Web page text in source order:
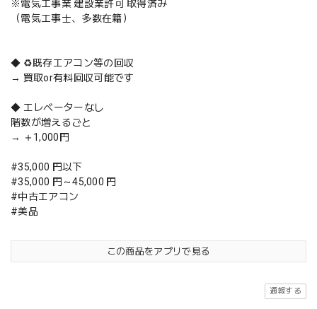
※電気工事業 建設業許可 取得済み
（電気工事士、多数在籍）
◆ ♻️既存エアコン等の回収
→ 買取or有料回収可能です
◆ エレベーターなし
階数が増えるごと
→ ＋1,000円
#35,000 円以下
#35,000 円～45,000 円
#中古エアコン
#美品
この商品をアプリで見る
通報する